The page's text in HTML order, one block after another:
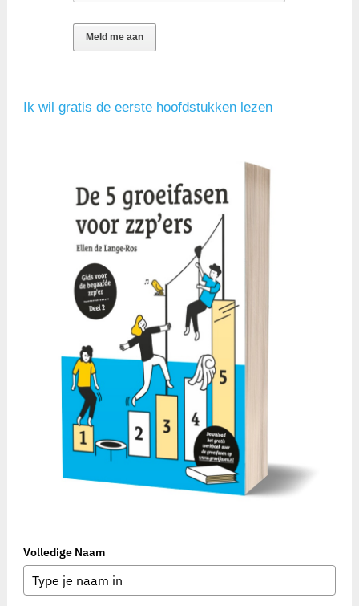
Ik wil gratis de eerste hoofdstukken lezen
Volledige Naam